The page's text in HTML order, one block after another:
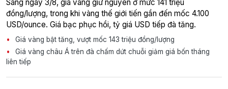
Sáng ngày 3/8, giá vàng giữ nguyên ở mức 141 triệu
đồng/lượng, trong khi vàng thế giới tiến gần đến mốc 4.100
USD/ounce. Giá bạc phục hồi, tỷ giá USD tiếp đà tăng.
Giá vàng bật tăng, vượt mốc 143 triệu đồng/lượng
Giá vàng châu Á trên đà chấm dứt chuỗi giảm giá bốn tháng
liên tiếp